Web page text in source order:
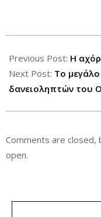
11-
26
Previous Post: Η
Next Post: Το
δανειοληπτών του
Comments are closed,
open.